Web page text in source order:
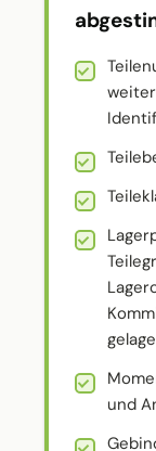
und